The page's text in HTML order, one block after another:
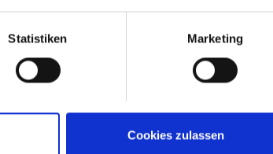
Statistiken Marketing
Cookies zulassen
Verfügbar Menge
Preise inkl. 19% MwSt. zzgl.Versand.